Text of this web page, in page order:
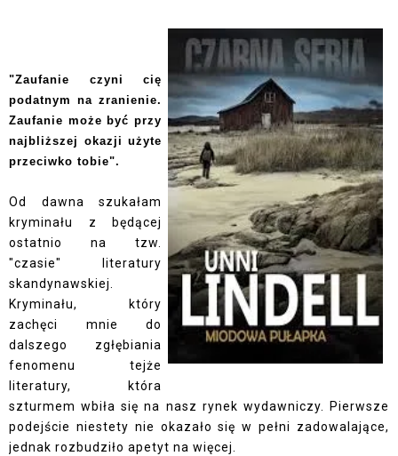
"Zaufanie czyni cię
podatnym na zranienie.
Zaufanie może być przy
najbliższej okazji użyte
przeciwko tobie".
Od dawna szukałam
kryminału z będącej
ostatnio na tzw.
"czasie" literatury
skandynawskiej.
Kryminału, który
zachęci mnie do
dalszego zgłębiania
fenomenu tejże
literatury, która
szturmem wbiła się na nasz rynek wydawniczy. Pierwsze
podejście niestety nie okazało się w pełni zadowalające,
jednak rozbudziło apetyt na więcej.